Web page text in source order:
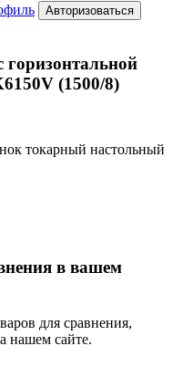
Авторизоваться
(1500/8)
токарный настольный
в вашем
для сравнения,
нашем сайте.